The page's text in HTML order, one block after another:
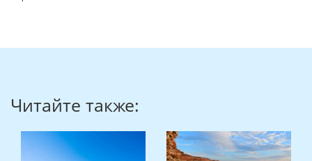
Читайте также: